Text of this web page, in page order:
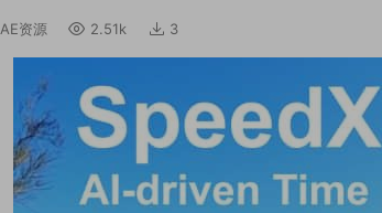
AE资源 2.51k 3